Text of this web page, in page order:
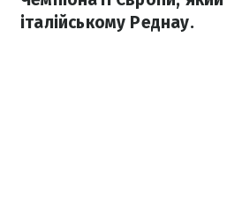
італійському Реднау.